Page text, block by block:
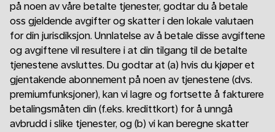
på noen av våre betalte tjenester, godtar du å betale
oss gjeldende avgifter og skatter i den lokale valutaen
for din jurisdiksjon. Unnlatelse av å betale disse avgiftene
og avgiftene vil resultere i at din tilgang til de betalte
tjenestene avsluttes. Du godtar at (a) hvis du kjøper et
gjentakende abonnement på noen av tjenestene (dvs.
premiumfunksjoner), kan vi lagre og fortsette å fakturere
betalingsmåten din (f.eks. kredittkort) for å unngå
avbrudd i slike tjenester, og (b) vi kan beregne skatter